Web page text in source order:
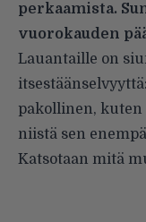
perkaamista.
vuorokauden
Lauantaille on
pakollinen, kuten
niistä sen
Katsotaan mitä